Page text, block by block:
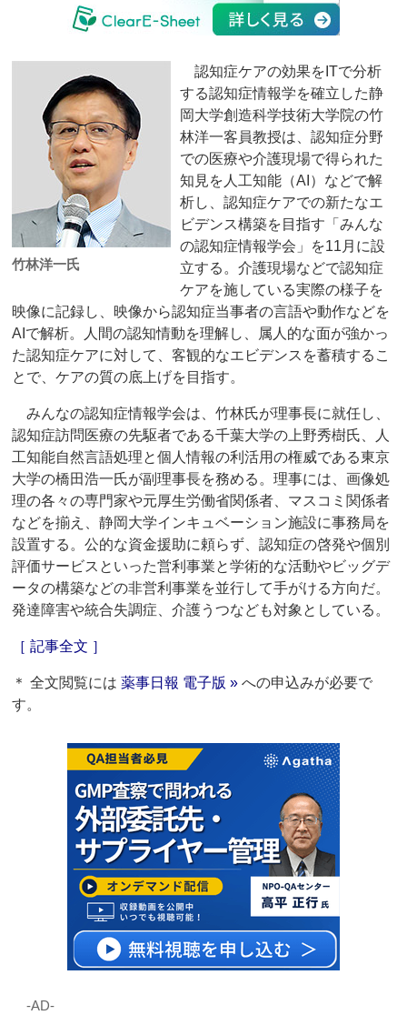
竹林洋一氏
認知症ケアの効果をITで分析
する認知症情報学を確立した静
岡大学創造科学技術大学院の竹
林洋一客員教授は、認知症分野
での医療や介護現場で得られた
知見を人工知能（AI）などで解
析し、認知症ケアでの新たなエ
ビデンス構築を目指す「みんな
の認知症情報学会」を11月に設
立する。介護現場などで認知症
ケアを施している実際の様子を
映像に記録し、映像から認知症当事者の言語や動作などを
AIで解析。人間の認知情動を理解し、属人的な面が強かっ
た認知症ケアに対して、客観的なエビデンスを蓄積するこ
とで、ケアの質の底上げを目指す。
みんなの認知症情報学会は、竹林氏が理事長に就任し、
認知症訪問医療の先駆者である千葉大学の上野秀樹氏、人
工知能自然言語処理と個人情報の利活用の権威である東京
大学の橋田浩一氏が副理事長を務める。理事には、画像処
理の各々の専門家や元厚生労働省関係者、マスコミ関係者
などを揃え、静岡大学インキュベーション施設に事務局を
設置する。公的な資金援助に頼らず、認知症の啓発や個別
評価サービスといった営利事業と学術的な活動やビッグデ
ータの構築などの非営利事業を並行して手がける方向だ。
発達障害や統合失調症、介護うつなども対象としている。
［ 記事全文 ］
＊ 全文閲覧には薬事日報 電子版 » への申込みが必要で
す。
‐AD‐